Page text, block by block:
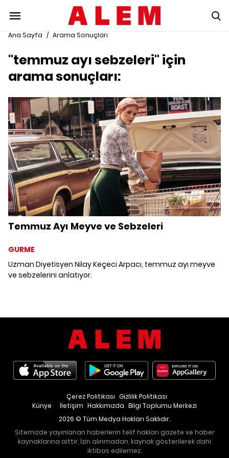
Ana Sayfa / Arama Sonuçları
"temmuz ayı sebzeleri" için
arama sonuçları:
Temmuz Ayı Meyve ve Sebzeleri
GURME
Uzman Diyetisyen Nilay Keçeci Arpacı, temmuz ayı meyve
ve sebzelerini anlatıyor.
Künye İletişim Hakkımızda Bilgi Toplumu Merkezi
Çerez Politikası Gizlilik Politikası
2026 © Tüm Medya Hakları Saklıdır.
Sitemizde yayınlanan haberlerin telif hakları gazete ve haber
kaynaklarına aittir. İzin alınmadan, kaynak gösterilerek dahi
iktibas edilemez.